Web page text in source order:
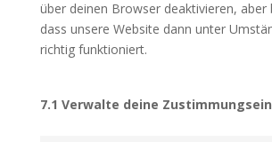
über deinen Browser deaktivieren, aber
dass unsere Website dann unter
richtig funktioniert.
7.1 Verwalte deine